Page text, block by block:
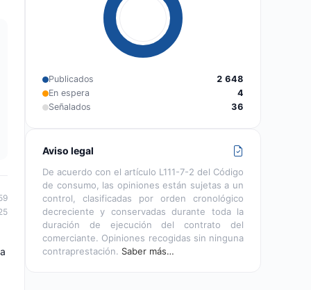
Publicados
2 648
En espera
4
Señalados
36
Aviso legal
De acuerdo con el artículo L111-7-2 del Código
de consumo, las opiniones están sujetas a un
control, clasificadas por orden cronológico
decreciente y conservadas durante toda la
duración de ejecución del contrato del
comerciante. Opiniones recogidas sin ninguna
contraprestación. Saber más…